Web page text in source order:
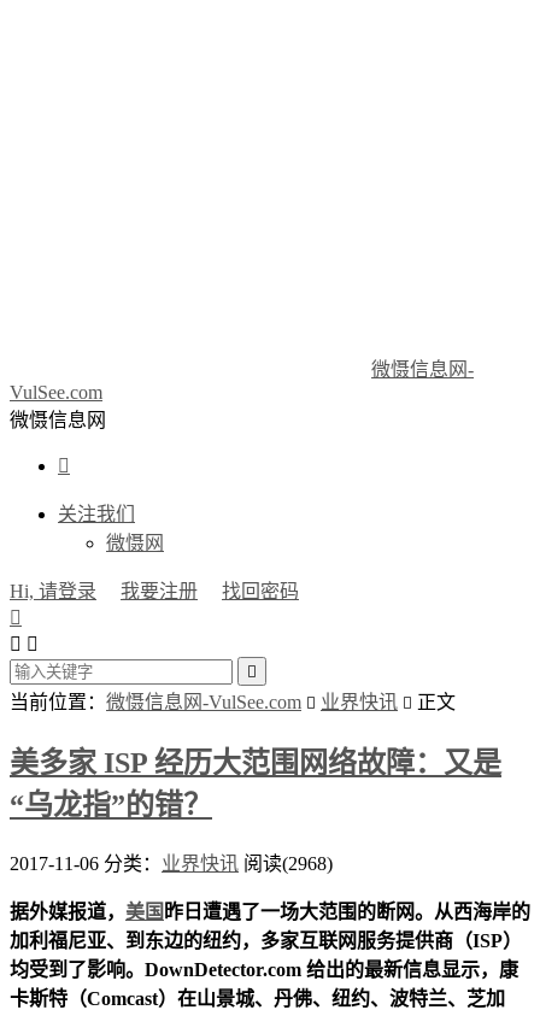
微慑信息网-
VulSee.com
微慑信息网

关注我们
微慑网
Hi, 请登录 我要注册
找回密码

 

当前位置： 微慑信息网-VulSee.com  业界快讯  正文
美多家 ISP 经历大范围网络故障：又是
“乌龙指”的错？
2017-11-06 分类： 业界快讯 阅读(2968)
据外媒报道， 美国 昨日遭遇了一场大范围的断网。从西海岸的
加利福尼亚、到东边的纽约，多家互联网服务提供商（ISP）
均受到了影响。DownDetector.com 给出的最新信息显示，康
卡斯特（Comcast）在山景城、丹佛、纽约、波特兰、芝加